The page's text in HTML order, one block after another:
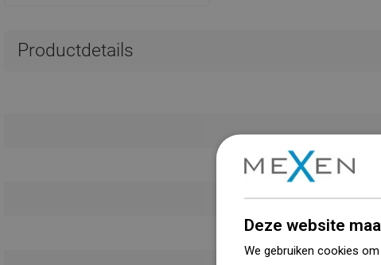
Productdetails
Deze website
We gebruiken cookies